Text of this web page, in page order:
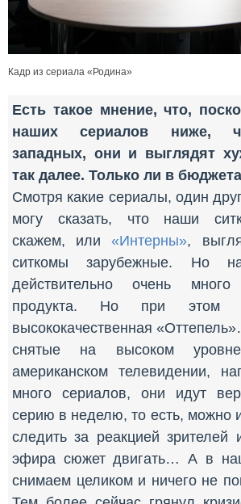
Кадр из сериала «Родина»
Есть такое мнение, что,
наших сериалов ниже,
западных, они и выглядят
так далее. Только ли в
Смотря какие сериалы, один
могу сказать, что наши
скажем, или«Интерны»,
ситкомы зарубежные. Но
действительно очень много
продукта. Но при
высококачественная
снятые на высоком
американском телевидении,
много сериалов, они идут
серию в неделю, то есть, можно
следить за реакцией
эфира сюжет двигать… А в
снимаем целиком и ничего не